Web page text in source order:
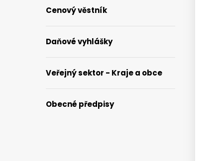
Cenový věstník
Daňové vyhlášky
Veřejný sektor - Kraje a obce
Obecné předpisy